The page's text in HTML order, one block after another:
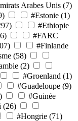
Arabes Unis (7)
#Estonie (1)
#Ethiopie
#FARC
#Finlande
(58)
(2)
#Groenland (1)
#Guadeloupe (9)
#Guinée
(26)
#Hongrie (71)